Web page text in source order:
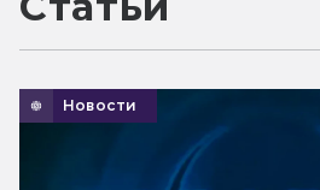
Новости